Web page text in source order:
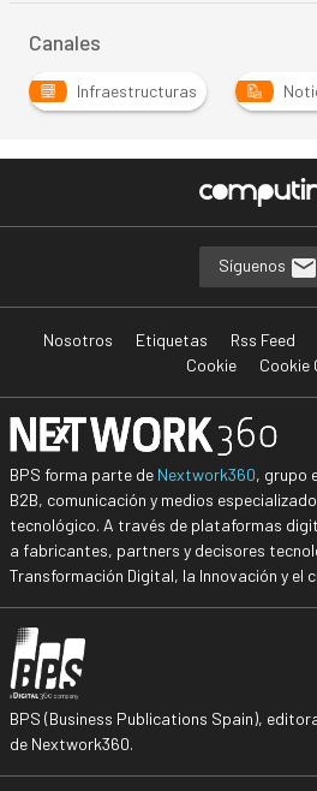
Canales
Infraestructuras
Síguenos
Nosotros Etiquetas Rss Feed
Cookie
Cookie
BPS forma parte de Nextwork360, grupo
B2B, comunicación y medios
tecnológico. A través de plataformas
a fabricantes, partners y decisores
Transformación Digital, la Innovación y el
BPS (Business Publications Spain),
de Nextwork360.